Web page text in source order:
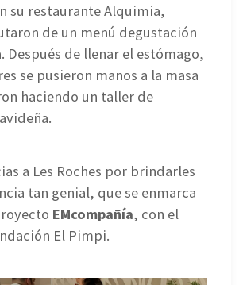
su restaurante Alquimia,
de un menú degustación
Después de llenar el estómago,
se pusieron manos a la masa
haciendo un taller de
a Les Roches por brindarles
tan genial, que se enmarca
EMcompañía, con el
El Pimpi.